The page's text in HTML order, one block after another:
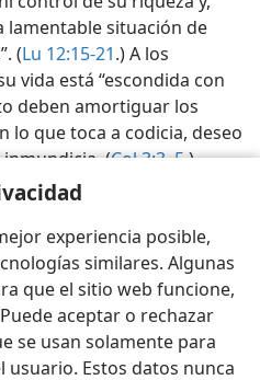
experiencia posible,
similares. Algunas
que el sitio web funcione,
aceptar o rechazar
se usan solamente para
usuario. Estos datos nunca
lamentable situación de
(Lu 12:15-21.) A los
vida está “escondida con
deben amortiguar los
lo que toca a codicia, deseo
(Col 3:3,5.)
Configuración
and Tract Society of Pennsylvania
Política de privacidad
JW.ORG Iniciar sesión